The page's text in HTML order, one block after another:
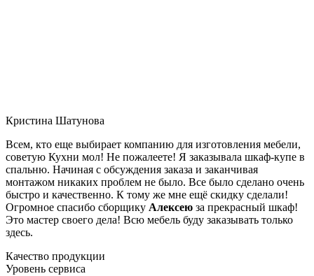
Кристина Шатунова
Всем, кто еще выбирает компанию для изготовления мебели,
советую Кухни мол! Не пожалеете! Я заказывала шкаф-купе в
спальню. Начиная с обсуждения заказа и заканчивая
монтажом никаких проблем не было. Все было сделано очень
быстро и качественно. К тому же мне ещё скидку сделали!
Огромное спасибо сборщику Алексею за прекрасный шкаф!
Это мастер своего дела! Всю мебель буду заказывать только
здесь.
Качество продукции
Уровень сервиса